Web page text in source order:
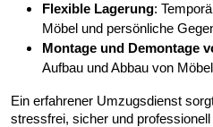
Flexible Lagerung:
Möbel und persönliche
Montage und Demontage
Aufbau und Abbau von
Ein erfahrener Umzugsdienst
stressfrei, sicher und professionell